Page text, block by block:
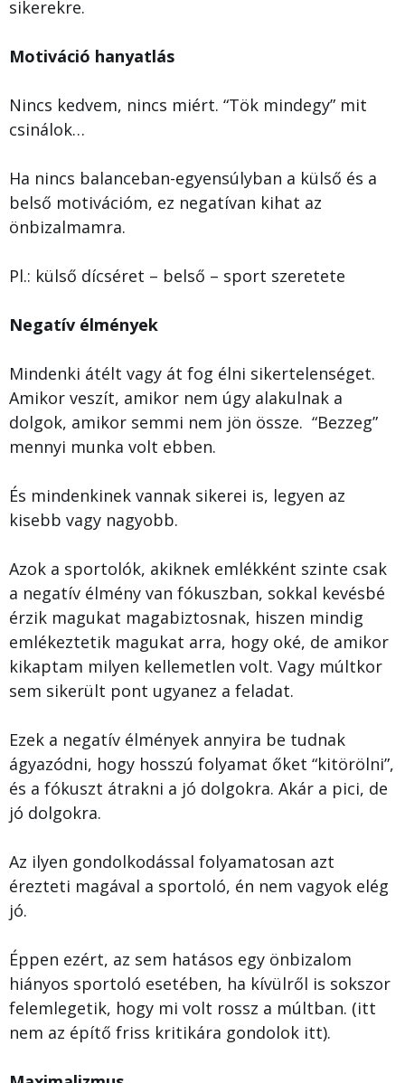
sikerekre.
Motiváció hanyatlás
Nincs kedvem, nincs miért. “Tök mindegy” mit
csinálok…
Ha nincs balanceban-egyensúlyban a külső és a
belső motivációm, ez negatívan kihat az
önbizalmamra.
Pl.: külső dícséret – belső – sport szeretete
Negatív élmények
Mindenki átélt vagy át fog élni sikertelenséget.
Amikor veszít, amikor nem úgy alakulnak a
dolgok, amikor semmi nem jön össze. “Bezzeg”
mennyi munka volt ebben.
És mindenkinek vannak sikerei is, legyen az
kisebb vagy nagyobb.
Azok a sportolók, akiknek emlékként szinte csak
a negatív élmény van fókuszban, sokkal kevésbé
érzik magukat magabiztosnak, hiszen mindig
emlékeztetik magukat arra, hogy oké, de amikor
kikaptam milyen kellemetlen volt. Vagy múltkor
sem sikerült pont ugyanez a feladat.
Ezek a negatív élmények annyira be tudnak
ágyazódni, hogy hosszú folyamat őket “kitörölni”,
és a fókuszt átrakni a jó dolgokra. Akár a pici, de
jó dolgokra.
Az ilyen gondolkodással folyamatosan azt
érezteti magával a sportoló, én nem vagyok elég
jó.
Éppen ezért, az sem hatásos egy önbizalom
hiányos sportoló esetében, ha kívülről is sokszor
felemlegetik, hogy mi volt rossz a múltban. (itt
nem az építő friss kritikára gondolok itt).